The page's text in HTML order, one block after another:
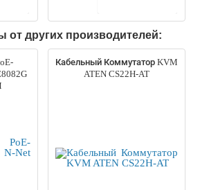
от других производителей:
Кабельный Коммутатор KVM
ATEN CS22H-AT